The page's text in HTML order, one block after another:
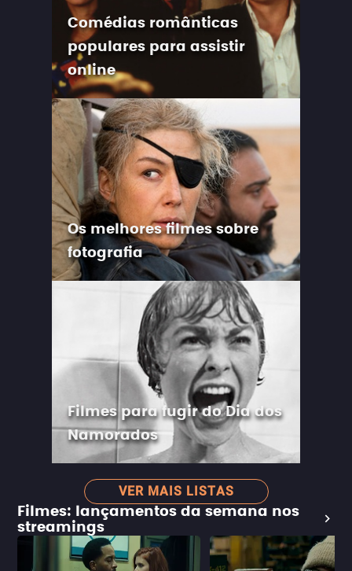
Comédias românticas
populares para assistir
online
Os melhores filmes sobre
fotografia
Filmes para fugir do Dia dos
Namorados
VER MAIS LISTAS
Filmes: lançamentos da semana nos
streamings